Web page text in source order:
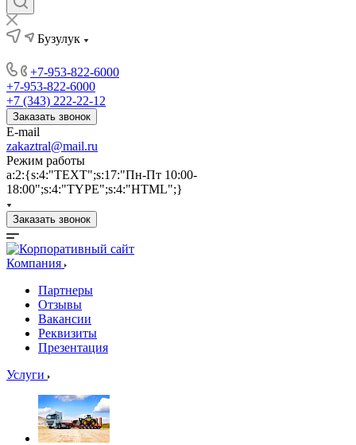
Бузулук
+7-953-822-6000
+7-953-822-6000
+7 (343) 222-22-12
Заказать звонок
E-mail
zakaztral@mail.ru
Режим работы
a:2:{s:4:"TEXT";s:17:"Пн-Пт 10:00-
18:00";s:4:"TYPE";s:4:"HTML";}
Заказать звонок
Компания
Партнеры
Отзывы
Вакансии
Реквизиты
Презентация
Услуги